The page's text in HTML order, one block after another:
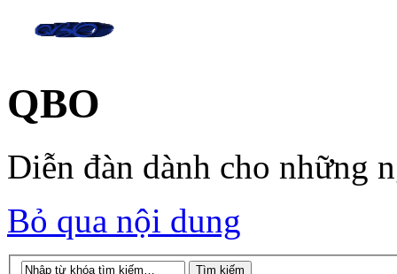
QBO
Diễn đàn dành cho những
Bỏ qua nội dung